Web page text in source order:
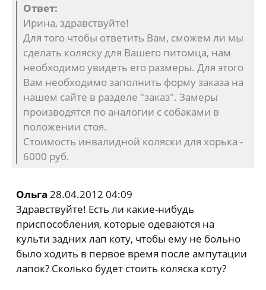
Ответ:
Ирина, здравствуйте!
Для того чтобы ответить Вам, сможем ли мы
сделать коляску для Вашего питомца, нам
необходимо увидеть его размеры. Для этого
Вам необходимо заполнить форму заказа на
нашем сайте в разделе "заказ". Замеры
производятся по аналогии с собаками в
положении стоя.
Стоимость инвалидной коляски для хорька -
6000 руб.
Ольга 28.04.2012 04:09
Здравствуйте! Есть ли какие-нибудь
приспособления, которые одеваются на
культи задних лап коту, чтобы ему не больно
было ходить в первое время после ампутации
лапок? Сколько будет стоить коляска коту?